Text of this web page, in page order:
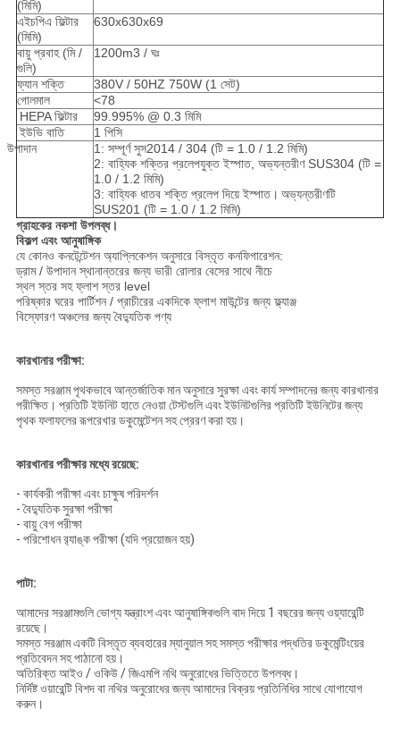
(মিমি)
এইচপিএ ফিল্টার
(মিমি)
630x630x69
বায়ু প্রবাহ (মি /
গুলি)
1200m3 / ঘঃ
ফ্যান শক্তি
380V / 50HZ 750W (1 সেট)
গোলমাল
<78
HEPA ফিল্টার
99.995% @ 0.3 মিমি
ইউভি বাতি
1 পিসি
উপাদান
1: সম্পূর্ণ সুস2014 / 304 (টি = 1.0 / 1.2 মিমি)
2: বাহ্যিক শক্তির প্রলেপযুক্ত ইস্পাত, অভ্যন্তরীণ SUS304 (টি =
1.0 / 1.2 মিমি)
3: বাহ্যিক ধাতব শক্তি প্রলেপ দিয়ে ইস্পাত। অভ্যন্তরীণটি
SUS201 (টি = 1.0 / 1.2 মিমি)
গ্রাহকের নকশা উপলব্ধ।
বিকল্প এবং আনুষাঙ্গিক
যে কোনও কনটেন্টেশন অ্যাপ্লিকেশন অনুসারে বিস্তৃত কনফিগারেশন:
ড্রাম / উপাদান স্থানান্তরের জন্য ভারী রোলার বেসের সাথে নীচে
স্থল স্তর সহ ফ্লাশ স্তর level
পরিষ্কার ঘরের পার্টিশন / প্রাচীরের একদিকে ফ্লাশ মাউন্টের জন্য ফ্ল্যাঞ্জ
বিস্ফোরণ অঞ্চলের জন্য বৈদ্যুতিক পণ্য
কারখানার পরীক্ষা:
সমস্ত সরঞ্জাম পৃথকভাবে আন্তর্জাতিক মান অনুসারে সুরক্ষা এবং কার্য সম্পাদনের জন্য কারখানার
পরীক্ষিত। প্রতিটি ইউনিট হাতে নেওয়া টেস্টগুলি এবং ইউনিটগুলির প্রতিটি ইউনিটের জন্য
পৃথক ফলাফলের রূপরেখার ডকুমেন্টেশন সহ প্রেরণ করা হয়।
কারখানার পরীক্ষার মধ্যে রয়েছে:
- কার্যকরী পরীক্ষা এবং চাক্ষুষ পরিদর্শন
- বৈদ্যুতিক সুরক্ষা পরীক্ষা
- বায়ু বেগ পরীক্ষা
- পরিশোধন র‌্যাঙ্ক পরীক্ষা (যদি প্রয়োজন হয়)
পাটা:
আমাদের সরঞ্জামগুলি ভোগ্য যন্ত্রাংশ এবং আনুষাঙ্গিকগুলি বাদ দিয়ে 1 বছরের জন্য ওয়্যারেন্টি
রয়েছে।
সমস্ত সরঞ্জাম একটি বিস্তৃত ব্যবহারের ম্যানুয়াল সহ সমস্ত পরীক্ষার পদ্ধতির ডকুমেন্টিংয়ের
প্রতিবেদন সহ পাঠানো হয়।
অতিরিক্ত আইও / ওকিউ / জিএমপি নথি অনুরোধের ভিত্তিতে উপলব্ধ।
নির্দিষ্ট ওয়ারেন্টি বিশদ বা নথির অনুরোধের জন্য আমাদের বিক্রয় প্রতিনিধির সাথে যোগাযোগ
করুন।